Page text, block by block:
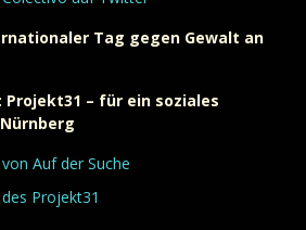
Tag gegen Gewalt an
Projekt31 – für ein soziales
Auf der Suche
Projekt31